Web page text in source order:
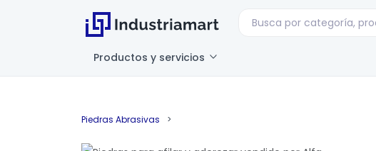
Productos y servicios
Piedras Abrasivas >